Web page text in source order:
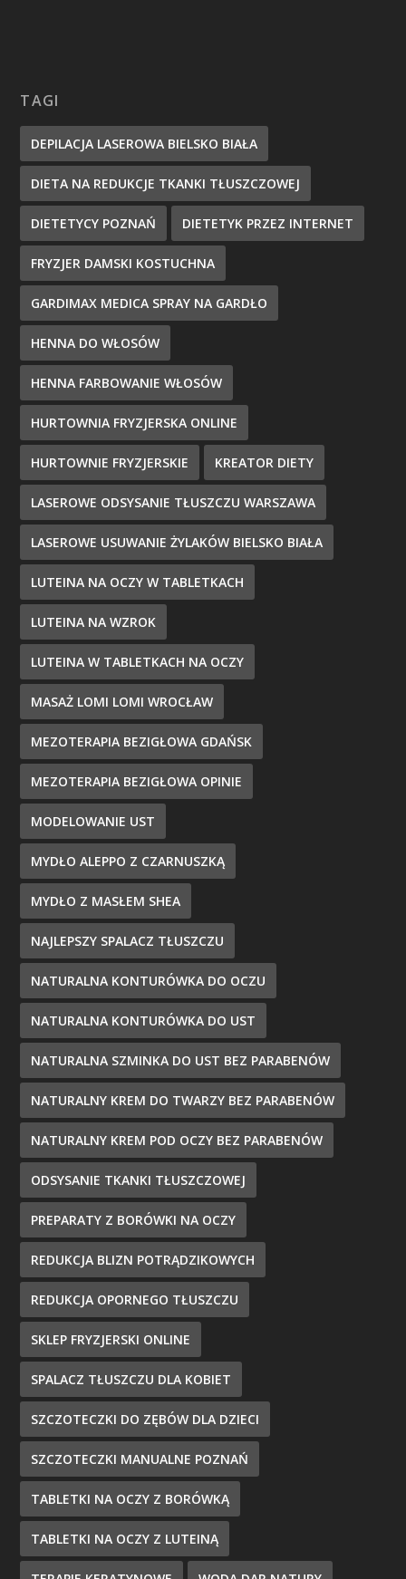
TAGI
DEPILACJA LASEROWA BIELSKO BIAŁA
DIETA NA REDUKCJE TKANKI TŁUSZCZOWEJ
DIETETYCY POZNAŃ DIETETYK PRZEZ INTERNET
FRYZJER DAMSKI KOSTUCHNA
GARDIMAX MEDICA SPRAY NA GARDŁO
HENNA DO WŁOSÓW
HENNA FARBOWANIE WŁOSÓW
HURTOWNIA FRYZJERSKA ONLINE
HURTOWNIE FRYZJERSKIE KREATOR DIETY
LASEROWE ODSYSANIE TŁUSZCZU WARSZAWA
LASEROWE USUWANIE ŻYLAKÓW BIELSKO BIAŁA
LUTEINA NA OCZY W TABLETKACH
LUTEINA NA WZROK
LUTEINA W TABLETKACH NA OCZY
MASAŻ LOMI LOMI WROCŁAW
MEZOTERAPIA BEZIGŁOWA GDAŃSK
MEZOTERAPIA BEZIGŁOWA OPINIE
MODELOWANIE UST
MYDŁO ALEPPO Z CZARNUSZKĄ
MYDŁO Z MASŁEM SHEA
NAJLEPSZY SPALACZ TŁUSZCZU
NATURALNA KONTURÓWKA DO OCZU
NATURALNA KONTURÓWKA DO UST
NATURALNA SZMINKA DO UST BEZ PARABENÓW
NATURALNY KREM DO TWARZY BEZ PARABENÓW
NATURALNY KREM POD OCZY BEZ PARABENÓW
ODSYSANIE TKANKI TŁUSZCZOWEJ
PREPARATY Z BORÓWKI NA OCZY
REDUKCJA BLIZN POTRĄDZIKOWYCH
REDUKCJA OPORNEGO TŁUSZCZU
SKLEP FRYZJERSKI ONLINE
SPALACZ TŁUSZCZU DLA KOBIET
SZCZOTECZKI DO ZĘBÓW DLA DZIECI
SZCZOTECZKI MANUALNE POZNAŃ
TABLETKI NA OCZY Z BORÓWKĄ
TABLETKI NA OCZY Z LUTEINĄ